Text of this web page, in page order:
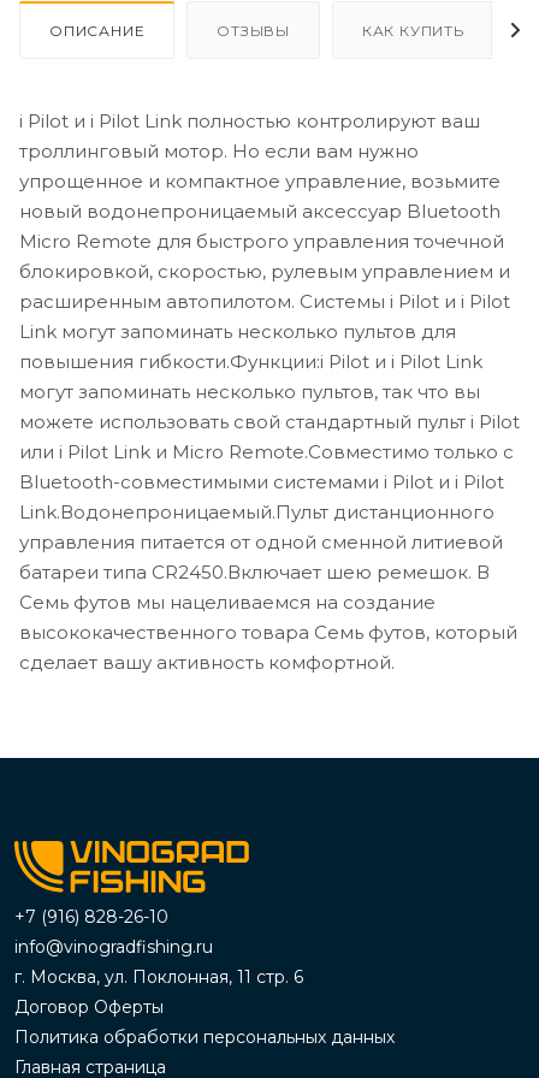
ОПИСАНИЕ ОТЗЫВЫ КАК КУПИТЬ
i Pilot и i Pilot Link полностью контролируют ваш
троллинговый мотор. Но если вам нужно
упрощенное и компактное управление, возьмите
новый водонепроницаемый аксессуар Bluetooth
Micro Remote для быстрого управления точечной
блокировкой, скоростью, рулевым управлением и
расширенным автопилотом. Системы i Pilot и i Pilot
Link могут запоминать несколько пультов для
повышения гибкости.Функции:i Pilot и i Pilot Link
могут запоминать несколько пультов, так что вы
можете использовать свой стандартный пульт i Pilot
или i Pilot Link и Micro Remote.Совместимо только с
Bluetooth-совместимыми системами i Pilot и i Pilot
Link.Водонепроницаемый.Пульт дистанционного
управления питается от одной сменной литиевой
батареи типа CR2450.Включает шею ремешок. В
Семь футов мы нацеливаемся на создание
высококачественного товара Семь футов, который
сделает вашу активность комфортной.
+7 (916) 828-26-10
info@vinogradfishing.ru
г. Москва, ул. Поклонная, 11 стр. 6
Договор Оферты
Политика обработки персональных данных
Главная страница